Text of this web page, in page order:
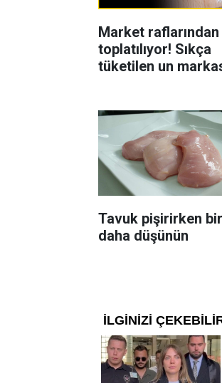
Market raflarından
toplatılıyor! Sıkça
tüketilen un
Tavuk pişirirken
daha düşünün